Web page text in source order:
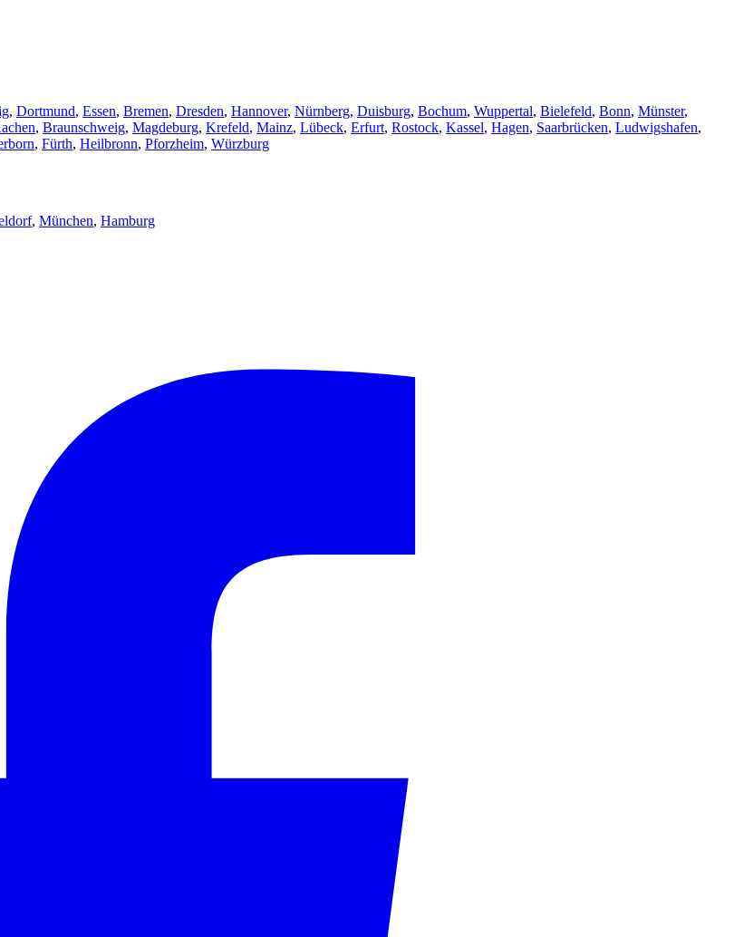
, Dortmund, Essen, Bremen, Dresden, Hannover, Nürnberg, Duisburg, Bochum, Wuppertal, Bielefeld, Bonn, Münster,
, Braunschweig, Magdeburg, Krefeld, Mainz, Lübeck, Erfurt, Rostock, Kassel, Hagen, Saarbrücken, Ludwigshafen,
, Fürth, Heilbronn, Pforzheim, Würzburg
, München, Hamburg